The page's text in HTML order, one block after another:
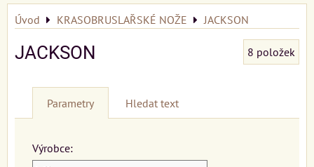
Úvod KRASOBRUSLAŘSKÉ NOŽE JACKSON
JACKSON 8 položek
Parametry Hledat text
Výrobce: